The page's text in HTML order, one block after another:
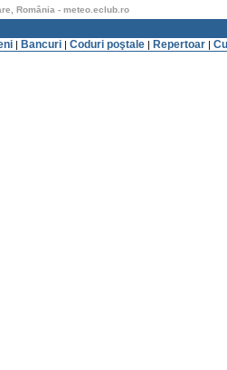
România - meteo.eclub.ro
| Bancuri | Coduri poştale | Repertoar |